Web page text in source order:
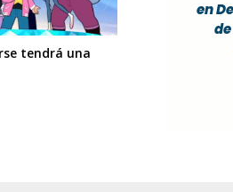
tendrá una